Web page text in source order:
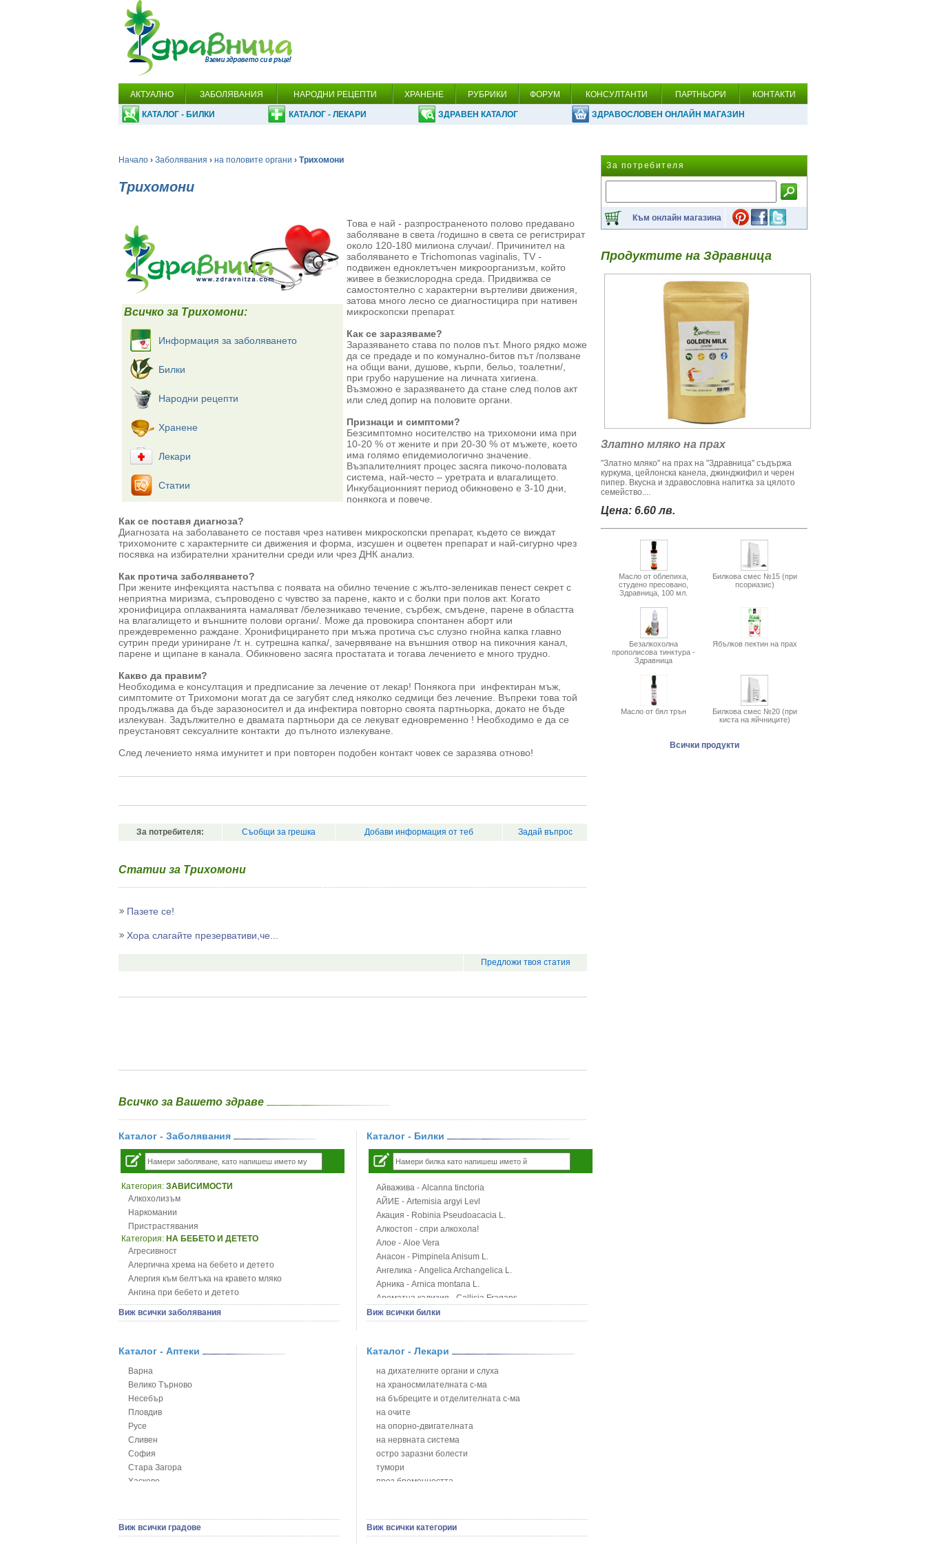
АКТУАЛНО ЗАБОЛЯВАНИЯ НАРОДНИ РЕЦЕПТИ ХРАНЕНЕ РУБРИКИ ФОРУМ КОНСУЛТАНТИ ПАРТНЬОРИ КОНТАКТИ
КАТАЛОГ - БИЛКИ КАТАЛОГ - ЛЕКАРИ ЗДРАВЕН КАТАЛОГ ЗДРАВОСЛОВЕН ОНЛАЙН МАГАЗИН
Начало › Заболявания › на половите органи › Трихомони
Трихомони
Всичко за Трихомони:
Информация за заболяването
Билки
Народни рецепти
Хранене
Лекари
Статии
Това е най - разпространеното полово предавано
заболяване в света /годишно в света се регистрират
около 120-180 милиона случаи/. Причинител на
заболяването e Trichomonas vaginalis, TV -
подвижен едноклетъчен микроорганизъм, който
живее в безкислородна среда. Придвижва се
самостоятелно с характерни въртеливи движения,
затова много лесно се диагностицира при нативен
микроскопски препарат.
Как се заразяваме?
Заразяването става по полов път. Много рядко може
да се предаде и по комунално-битов път /ползване
на общи вани, душове, кърпи, бельо, тоалетни/,
при грубо нарушение на личната хигиена.
Възможно е заразяването да стане след полов акт
или след допир на половите органи.
Признаци и симптоми?
Безсимптомно носителство на трихомони има при
10-20 % от жените и при 20-30 % от мъжете, което
има голямо епидемиологично значение.
Възпалителният процес засяга пикочо-половата
система, най-често – уретрата и влагалището.
Инкубационният период обикновено е 3-10 дни,
понякога и повече.
Как се поставя диагноза?
Диагнозата на заболаването се поставя чрез нативен микроскопски препарат, където се виждат
трихомоните с характерните си движения и форма, изсушен и оцветен препарат и най-сигурно чрез
посявка на избирателни хранителни среди или чрез ДНК анализ.
Как протича заболяването?
При жените инфекцията настъпва с появата на обилно течение с жълто-зеленикав пенест секрет с
неприятна миризма, съпроводено с чувство за парене, както и с болки при полов акт. Когато
хронифицира оплакванията намаляват /белезникаво течение, сърбеж, смъдене, парене в областта
на влагалището и външните полови органи/. Може да провокира спонтанен аборт или
преждевременно раждане. Хронифицирането при мъжа протича със слузно гнойна капка главно
сутрин преди уриниране /т. н. сутрешна капка/, зачервяване на външния отвор на пикочния канал,
парене и щипане в канала. Обикновено засяга простатата и тогава лечението е много трудно.
Какво да правим?
Необходима е консултация и предписание за лечение от лекар! Понякога при инфектиран мъж,
симптомите от Трихомони могат да се загубят след няколко седмици без лечение. Въпреки това той
продължава да бъде заразоносител и да инфектира повторно своята партньорка, докато не бъде
излекуван. Задължително е двамата партньори да се лекуват едновременно ! Необходимо е да се
преустановят сексуалните контакти до пълното излекуване.
След лечението няма имунитет и при повторен подобен контакт човек се заразява отново!
За потребителя: Съобщи за грешка Добави информация от теб Задай въпрос
Статии за Трихомони
Пазете се!
Хора слагайте презервативи,че...
Предложи твоя статия
Всичко за Вашето здраве
Каталог - Заболявания
Категория: ЗАВИСИМОСТИ
Алкохолизъм
Наркомании
Пристрастявания
Категория: НА БЕБЕТО И ДЕТЕТО
Агресивност
Алергична хрема на бебето и детето
Алергия към белтъка на кравето мляко
Ангина при бебето и детето
Анемия при бебето и детето
Апетит - пълни деца
Безапетитие при бебето и детето
Бронхит и пневмония при деца
Варицела
Висока температура на бебето и детето
Възпаление на ушите на бебето и детето
Глисти
Грижа за пъпа на новороденото
Грип при бебето и детето
Гърч
Детски диабет
Виж всички заболявания
Каталог - Билки
Айважива - Alcanna tinctoria
АЙИЕ - Artemisia argyi Levl
Акация - Robinia Pseudoacacia L.
Алкостоп - спри алкохола!
Алое - Aloe Vera
Анасон - Pimpinela Anisum L.
Ангелика - Angelica Archangelica L.
Арника - Arnica montana L.
Ароматна кализия - Callisia Fragans
Арония - Sorbus melanocorpa
Блатен аир - Acorus calamus L.
Блатен тъжник - Spirea ulmaria L.
Блян
Бобови шушулки - Phaseolus Vulgaris L.
Божур - Paeonia Decora
Борови връхчета - Pinus sylvestris
Босилек - Ocimum Basillicum
Брей - Tamus Communis
Брош - Rubia tinctorum L.
Бръшлян - Hedera helix L.
Бял имел - Viscum album L.
Бял оман - Inula Helenium L.
Виж всички билки
Каталог - Аптеки
Варна
Велико Търново
Несебър
Пловдив
Русе
Сливен
София
Стара Загора
Хасково
Виж всички градове
Каталог - Лекари
на дихателните органи и слуха
на храносмилателната с-ма
на бъбреците и отделителната с-ма
на очите
на опорно-двигателната
на нервната система
остро заразни болести
тумори
през бременността
сексуални проблеми
на половите органи
Виж всички категории
За потребителя
Към онлайн магазина
Продуктите на Здравница
Златно мляко на прах
"Златно мляко" на прах на "Здравница" съдържа
куркума, цейлонска канела, джинджифил и черен
пипер. Вкусна и здравословна напитка за цялото
семейство....
Цена: 6.60 лв.
Масло от облепиха,
студено пресовано,
Здравница, 100 мл.
Билкова смес №15 (при
псориазис)
Безалкохолна
прополисова тинктура -
Здравница
Ябълков пектин на прах
Масло от бял трън
Билкова смес №20 (при
киста на яйчниците)
Всички продукти